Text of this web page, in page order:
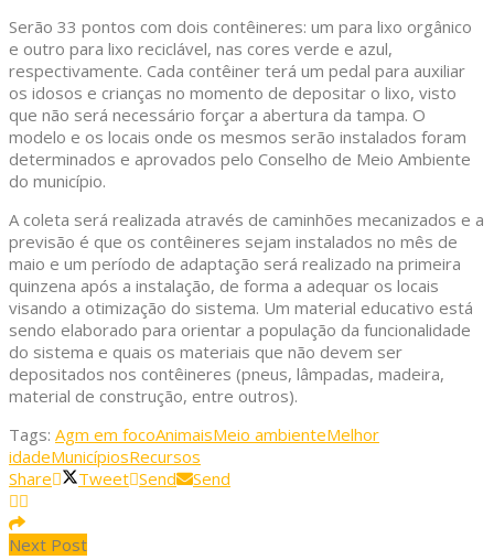
Serão 33 pontos com dois contêineres: um para lixo orgânico
e outro para lixo reciclável, nas cores verde e azul,
respectivamente. Cada contêiner terá um pedal para auxiliar
os idosos e crianças no momento de depositar o lixo, visto
que não será necessário forçar a abertura da tampa. O
modelo e os locais onde os mesmos serão instalados foram
determinados e aprovados pelo Conselho de Meio Ambiente
do município.
A coleta será realizada através de caminhões mecanizados e a
previsão é que os contêineres sejam instalados no mês de
maio e um período de adaptação será realizado na primeira
quinzena após a instalação, de forma a adequar os locais
visando a otimização do sistema. Um material educativo está
sendo elaborado para orientar a população da funcionalidade
do sistema e quais os materiais que não devem ser
depositados nos contêineres (pneus, lâmpadas, madeira,
material de construção, entre outros).
Tags: Agm em focoAnimaisMeio ambienteMelhor
idadeMunicípiosRecursos
Share
Tweet Send Send
Next Post